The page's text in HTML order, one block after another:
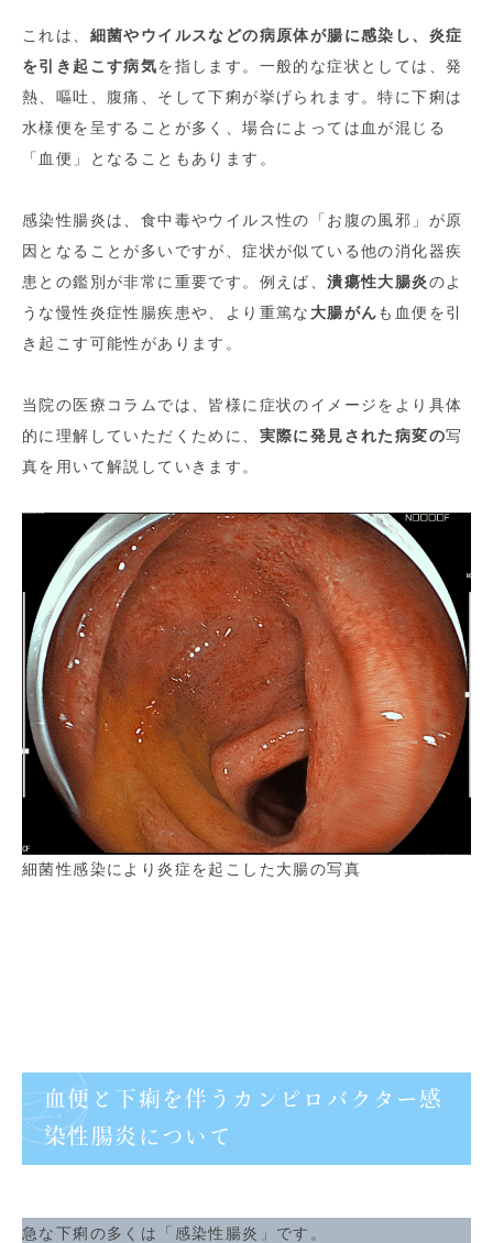
これは、 細菌やウイルスなどの病原体が腸に感染し、炎症
を引き起こす病気を指します。一般的な症状としては、発
熱、嘔吐、腹痛、そして下痢が挙げられます。特に下痢は
水様便を呈することが多く、場合によっては血が混じる
「血便」となることもあります。
感染性腸炎は、食中毒やウイルス性の「お腹の風邪」が原
因となることが多いですが、症状が似ている他の消化器疾
患との鑑別が非常に重要です。例えば、潰瘍性大腸炎のよ
うな慢性炎症性腸疾患や、より重篤な 大腸がんも血便を引
き起こす可能性があります。
当院の医療コラムでは、皆様に症状のイメージをより具体
的に理解していただくために、 実際に発見された病変の写
真を用いて解説していきます。
細菌性感染により炎症を起こした大腸の写真
血便と下痢を伴うカンピロバクター感
染性腸炎について
急な下痢の多くは「感染性腸炎」です。